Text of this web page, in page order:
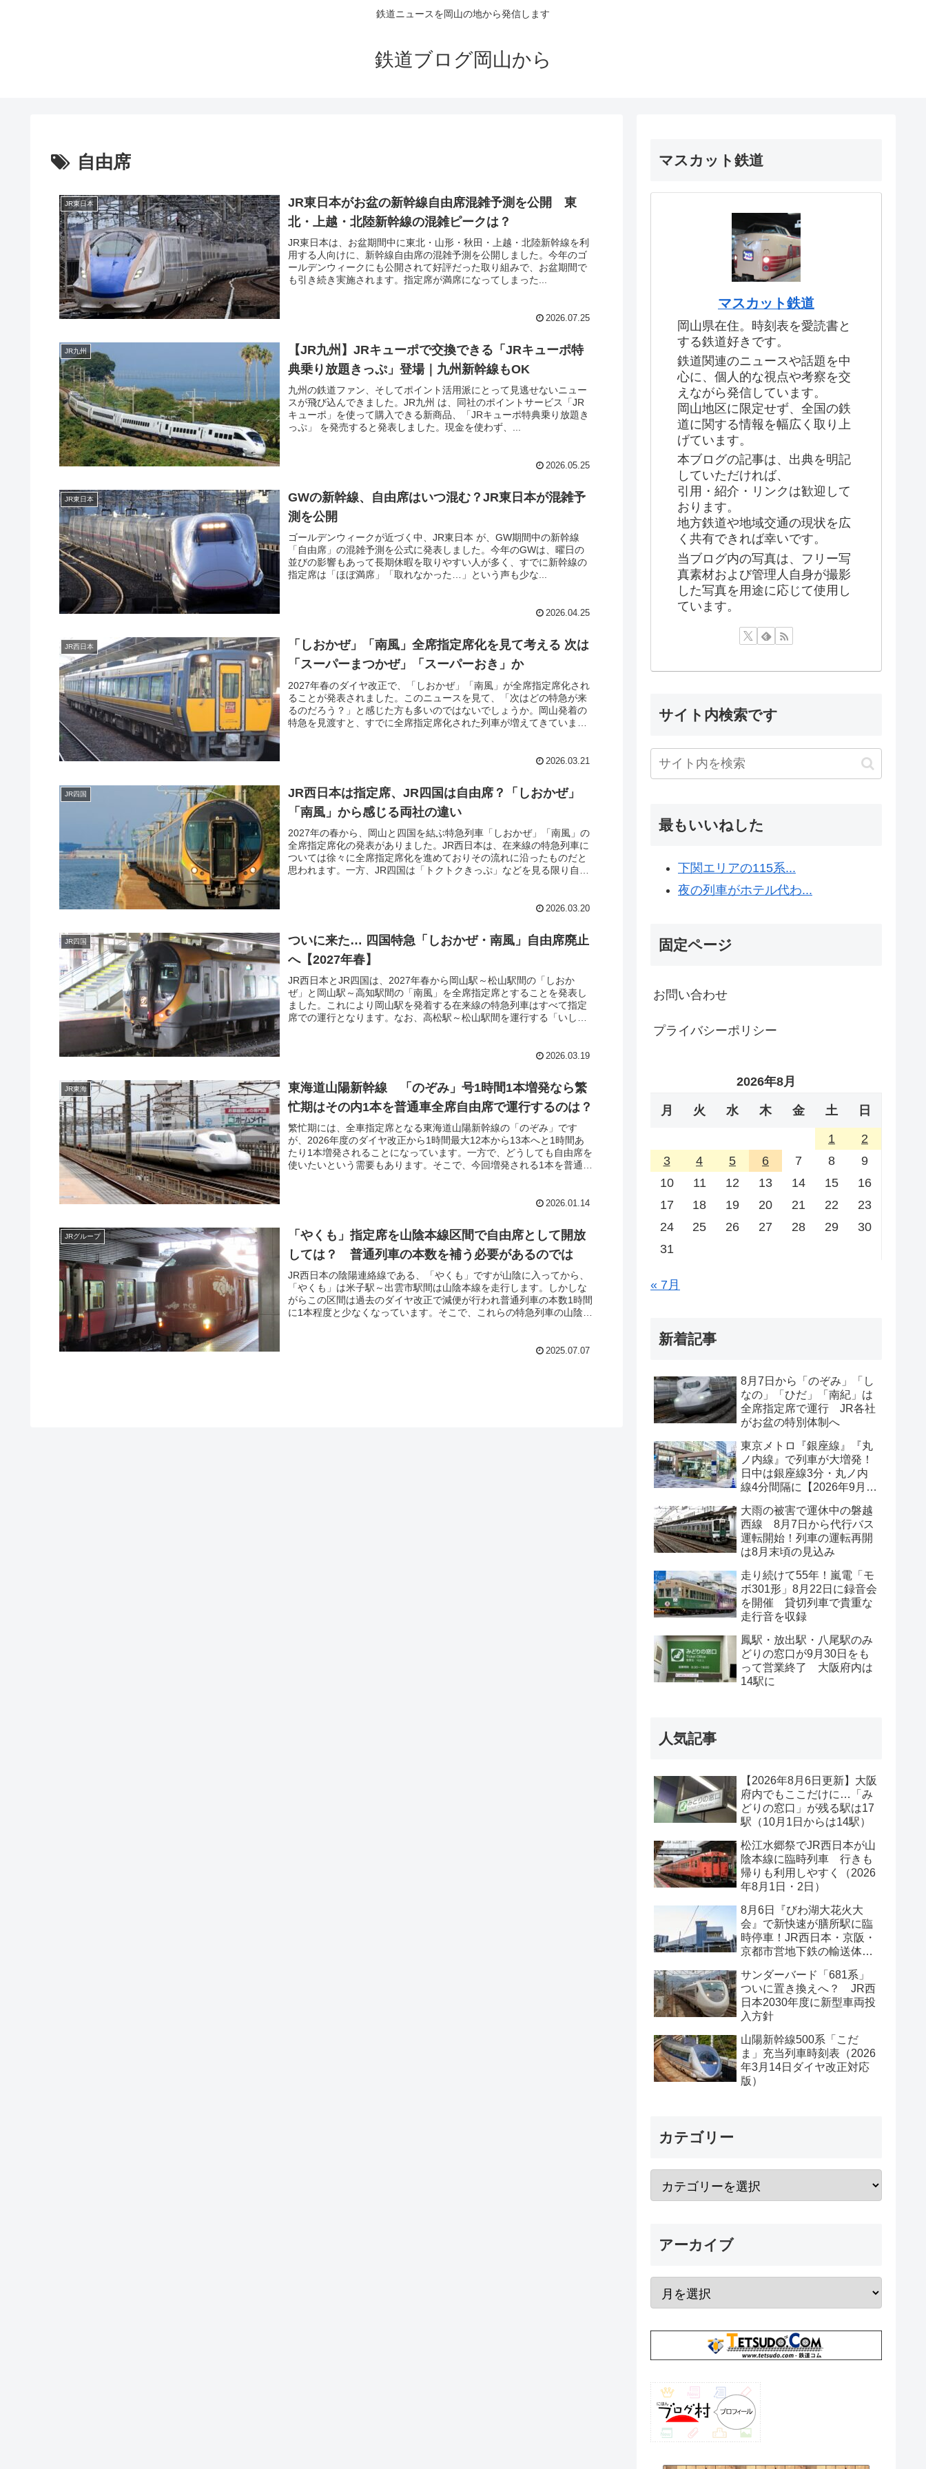
鉄道ニュースを岡山の地から発信します
鉄道ブログ岡山から
自由席
JR東日本
JR東日本がお盆の新幹線自由席混雑予測を公開 東
北・上越・北陸新幹線の混雑ピークは？
JR東日本は、お盆期間中に東北・山形・秋田・上越・北陸新幹線を利
用する人向けに、新幹線自由席の混雑予測を公開しました。今年のゴ
ールデンウィークにも公開されて好評だった取り組みで、お盆期間で
も引き続き実施されます。指定席が満席になってしまった...
2026.07.25
JR九州
【JR九州】JRキューポで交換できる「JRキューポ特
典乗り放題きっぷ」登場｜九州新幹線もOK
九州の鉄道ファン、そしてポイント活用派にとって見逃せないニュー
スが飛び込んできました。JR九州 は、同社のポイントサービス「JR
キューポ」を使って購入できる新商品、「JRキューポ特典乗り放題き
っぷ」 を発売すると発表しました。現金を使わず、...
2026.05.25
JR東日本
GWの新幹線、自由席はいつ混む？JR東日本が混雑予
測を公開
ゴールデンウィークが近づく中、JR東日本 が、GW期間中の新幹線
「自由席」の混雑予測を公式に発表しました。今年のGWは、曜日の
並びの影響もあって長期休暇を取りやすい人が多く、すでに新幹線の
指定席は「ほぼ満席」「取れなかった…」という声も少な...
2026.04.25
JR西日本
「しおかぜ」「南風」全席指定席化を見て考える 次は
「スーパーまつかぜ」「スーパーおき」か
2027年春のダイヤ改正で、「しおかぜ」「南風」が全席指定席化され
ることが発表されました。このニュースを見て、「次はどの特急が来
るのだろう？」と感じた方も多いのではないでしょうか。岡山発着の
特急を見渡すと、すでに全席指定席化された列車が増えてきていま
「しおかぜ」「南風」の動きをヒントに、今後の可能性を考えてみた
2026.03.21
JR四国
JR西日本は指定席、JR四国は自由席？「しおかぜ」
「南風」から感じる両社の違い
2027年の春から、岡山と四国を結ぶ特急列車「しおかぜ」「南風」の
全席指定席化の発表がありました。JR西日本は、在来線の特急列車に
ついては徐々に全席指定席化を進めておりその流れに沿ったものだと
思われます。一方、JR四国は「トクトクきっぷ」などを見る限り自由
2026.03.20
JR四国
ついに来た… 四国特急「しおかぜ・南風」自由席廃止
へ【2027年春】
JR西日本とJR四国は、2027年春から岡山駅～松山駅間の「しおか
ぜ」と岡山駅～高知駅間の「南風」を全席指定席とすることを発表し
ました。これにより岡山駅を発着する在来線の特急列車はすべて指定
席での運行となります。なお、高松駅～松山駅間を運行する「いしづ
2026.03.19
JR東海
東海道山陽新幹線 「のぞみ」号1時間1本増発なら繁
忙期はその内1本を普通車全席自由席で運行するのは？
繁忙期には、全車指定席となる東海道山陽新幹線の「のぞみ」です
が、2026年度のダイヤ改正から1時間最大12本から13本へと1時間あ
たり1本増発されることになっています。一方で、どうしても自由席を
使いたいという需要もあります。そこで、今回増発される1本を普通車
2026.01.14
JRグループ
「やくも」指定席を山陰本線区間で自由席として開放
しては？ 普通列車の本数を補う必要があるのでは
JR西日本の陰陽連絡線である、「やくも」ですが山陰に入ってから、
「やくも」は米子駅～出雲市駅間は山陰本線を走行します。しかしな
がらこの区間は過去のダイヤ改正で減便が行われ普通列車の本数1時間
に1本程度と少なくなっています。そこで、これらの特急列車の山陰本
2025.07.07
マスカット鉄道
マスカット鉄道
岡山県在住。時刻表を愛読書と
する鉄道好きです。
鉄道関連のニュースや話題を中
心に、個人的な視点や考察を交
えながら発信しています。
岡山地区に限定せず、全国の鉄
道に関する情報を幅広く取り上
げています。
本ブログの記事は、出典を明記
していただければ、
引用・紹介・リンクは歓迎して
おります。
地方鉄道や地域交通の現状を広
く共有できれば幸いです。
当ブログ内の写真は、フリー写
真素材および管理人自身が撮影
した写真を用途に応じて使用し
ています。
サイト内検索です
最もいいねした
下関エリアの115系...
夜の列車がホテル代わ...
固定ページ
お問い合わせ
プライバシーポリシー
2026年8月
月 火 水 木 金 土 日
1
2
3
4 5 6 7 8
9
10
11 12 13 14 15
16
17
18 19 20 21 22
23
24
25 26 27 28 29
30
31
« 7月
新着記事
8月7日から「のぞみ」「し
なの」「ひだ」「南紀」は
全席指定席で運行 JR各社
がお盆の特別体制へ
東京メトロ『銀座線』『丸
ノ内線』で列車が大増発！
日中は銀座線3分・丸ノ内
線4分間隔に【2026年9月19
大雨の被害で運休中の磐越
西線 8月7日から代行バス
運転開始！列車の運転再開
は8月末頃の見込み
走り続けて55年！嵐電「モ
ボ301形」8月22日に録音会
を開催 貸切列車で貴重な
走行音を収録
鳳駅・放出駅・八尾駅のみ
どりの窓口が9月30日をも
って営業終了 大阪府内は
14駅に
人気記事
【2026年8月6日更新】大阪
府内でもここだけに…「み
どりの窓口」が残る駅は17
駅（10月1日からは14駅）
松江水郷祭でJR西日本が山
陰本線に臨時列車 行きも
帰りも利用しやすく（2026
年8月1日・2日）
8月6日『びわ湖大花火大
会』で新快速が膳所駅に臨
時停車！JR西日本・京阪・
京都市営地下鉄の輸送体系
サンダーバード「681系」
ついに置き換えへ？ JR西
日本2030年度に新型車両投
入方針
山陽新幹線500系「こだ
ま」充当列車時刻表（2026
年3月14日ダイヤ改正対応
版）
カテゴリー
アーカイブ